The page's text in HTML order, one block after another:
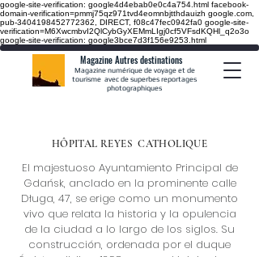
google-site-verification: google4d4ebab0e0c4a754.html facebook-
domain-verification=pmmj75qz971tvd4eomnbjtthdauizh google.com,
pub-3404198452772362, DIRECT, f08c47fec0942fa0 google-site-
verification=M6XwcmbvI2QlCybGyXEMmLIgj0cf5VFsdKQHl_q2o3o
google-site-verification: google3bce7d3f156e9253.html
Magazine Autres destinations
Magazine numérique de voyage et de
tourisme avec de superbes reportages
photographiques
HÔPITAL REYES CATHOLIQUE
El majestuoso Ayuntamiento Principal de
Gdańsk, anclado en la prominente calle
Długa, 47, se erige como un monumento
vivo que relata la historia y la opulencia
de la ciudad a lo largo de los siglos. Su
construcción, ordenada por el duque